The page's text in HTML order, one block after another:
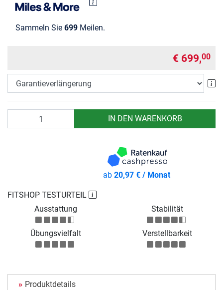
Sammeln Sie 699 Meilen.
€ 699,00
IN DEN WARENKORB
FITSHOP TESTURTEIL
Ausstattung
Stabilität
Übungsvielfalt Verstellbarkeit
ab 20,97 € / Monat
Produktdetails